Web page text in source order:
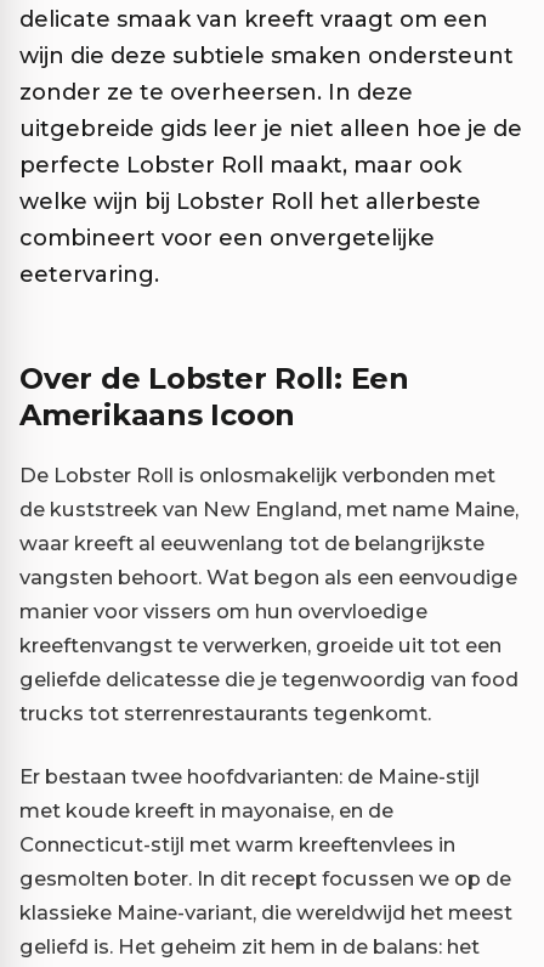
delicate smaak van kreeft vraagt om een
wijn die deze subtiele smaken ondersteunt
zonder ze te overheersen. In deze
uitgebreide gids leer je niet alleen hoe je de
perfecte Lobster Roll maakt, maar ook
welke wijn bij Lobster Roll het allerbeste
combineert voor een onvergetelijke
eetervaring.
Over de Lobster Roll: Een
Amerikaans Icoon
De Lobster Roll is onlosmakelijk verbonden met
de kuststreek van New England, met name Maine,
waar kreeft al eeuwenlang tot de belangrijkste
vangsten behoort. Wat begon als een eenvoudige
manier voor vissers om hun overvloedige
kreeftenvangst te verwerken, groeide uit tot een
geliefde delicatesse die je tegenwoordig van food
trucks tot sterrenrestaurants tegenkomt.
Er bestaan twee hoofdvarianten: de Maine-stijl
met koude kreeft in mayonaise, en de
Connecticut-stijl met warm kreeftenvlees in
gesmolten boter. In dit recept focussen we op de
klassieke Maine-variant, die wereldwijd het meest
geliefd is. Het geheim zit hem in de balans: het